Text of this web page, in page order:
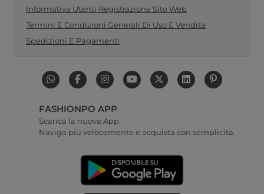
Informativa Utenti Registrazione Sito Web
Termini E Condizioni Generali Di Uso E Vendita
Spedizioni E Pagamenti
FASHIONPO APP
Scarica la nuova App.
Naviga più velocemente e acquista con semplicità.